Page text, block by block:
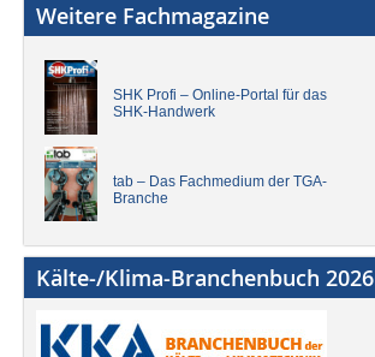
Weitere Fachmagazine
SHK Profi – Online-Portal für das
SHK-Handwerk
tab – Das Fachmedium der TGA-
Branche
Kälte-/Klima-Branchenbuch 2026